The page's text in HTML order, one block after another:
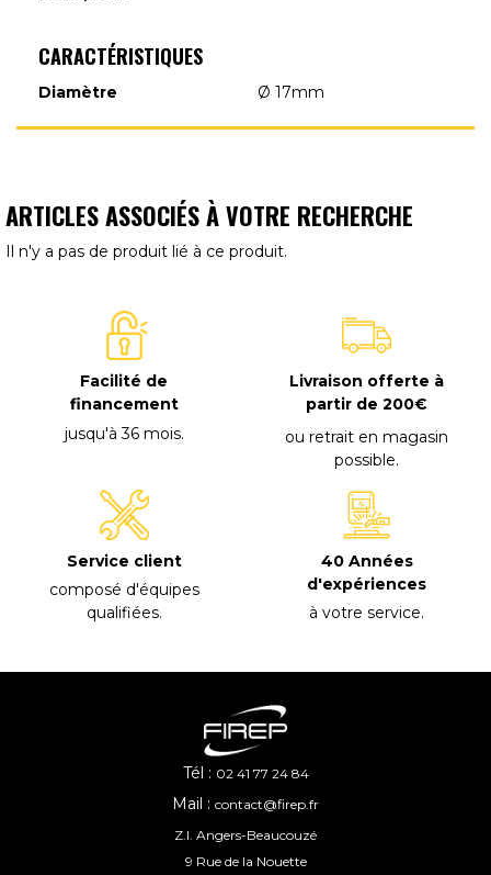
CARACTÉRISTIQUES
Diamètre Ø 17mm
ARTICLES ASSOCIÉS À VOTRE RECHERCHE
Il n'y a pas de produit lié à ce produit.
Facilité de
financement
jusqu'à 36 mois.
Livraison offerte à
partir de 200€
ou retrait en magasin
possible.
Service client
composé d'équipes
qualifiées.
40 Années
d'expériences
à votre service.
Tél : 02 41 77 24 84
Mail : contact@firep.fr
Z.I. Angers-Beaucouzé
9 Rue de la Nouette